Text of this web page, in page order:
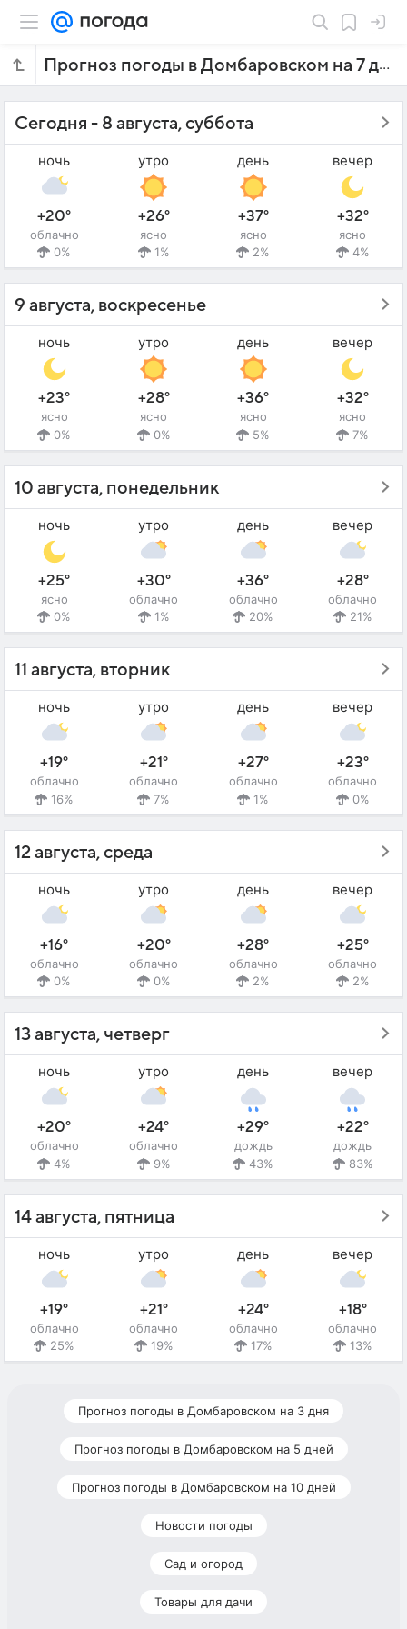
Прогноз погоды в Домбаровском на 7 дней
Сегодня - 8 августа, суббота
ночь
+20°
облачно
0%
утро
+26°
ясно
1%
день
+37°
ясно
2%
вечер
+32°
ясно
4%
9 августа, воскресенье
ночь
+23°
ясно
0%
утро
+28°
ясно
0%
день
+36°
ясно
5%
вечер
+32°
ясно
7%
10 августа, понедельник
ночь
+25°
ясно
0%
утро
+30°
облачно
1%
день
+36°
облачно
20%
вечер
+28°
облачно
21%
11 августа, вторник
ночь
+19°
облачно
16%
утро
+21°
облачно
7%
день
+27°
облачно
1%
вечер
+23°
облачно
0%
12 августа, среда
ночь
+16°
облачно
0%
утро
+20°
облачно
0%
день
+28°
облачно
2%
вечер
+25°
облачно
2%
13 августа, четверг
ночь
+20°
облачно
4%
утро
+24°
облачно
9%
день
+29°
дождь
43%
вечер
+22°
дождь
83%
14 августа, пятница
ночь
+19°
облачно
25%
утро
+21°
облачно
19%
день
+24°
облачно
17%
вечер
+18°
облачно
13%
Прогноз погоды в Домбаровском на 3 дня
Прогноз погоды в Домбаровском на 5 дней
Прогноз погоды в Домбаровском на 10 дней
Новости погоды
Сад и огород
Товары для дачи